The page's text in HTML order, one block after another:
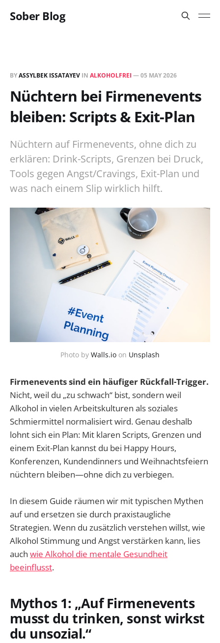
Sober Blog
BYASSYLBEK ISSATAYEV IN ALKOHOLFREI —05 MAY 2026
Nüchtern bei Firmenevents
bleiben: Scripts & Exit-Plan
Nüchtern auf Firmenevents, ohne dich zu
erklären: Drink-Scripts, Grenzen bei Druck,
Tools gegen Angst/Cravings, Exit-Plan und
was nach einem Slip wirklich hilft.
Photo by Walls.io on Unsplash
Firmenevents sind ein häufiger Rückfall-Trigger.
Nicht, weil du „zu schwach“ bist, sondern weil
Alkohol in vielen Arbeitskulturen als soziales
Schmiermittel normalisiert wird. Genau deshalb
lohnt sich ein Plan: Mit klaren Scripts, Grenzen und
einem Exit-Plan kannst du bei Happy Hours,
Konferenzen, Kundendinners und Weihnachtsfeiern
nüchtern bleiben—ohne dich zu verbiegen.
In diesem Guide räumen wir mit typischen Mythen
auf und ersetzen sie durch praxistaugliche
Strategien. Wenn du zusätzlich verstehen willst, wie
Alkohol Stimmung und Angst verstärken kann, lies
auch wie Alkohol die mentale Gesundheit
beeinflusst.
Mythos 1: „Auf Firmenevents
musst du trinken, sonst wirkst
du unsozial.“